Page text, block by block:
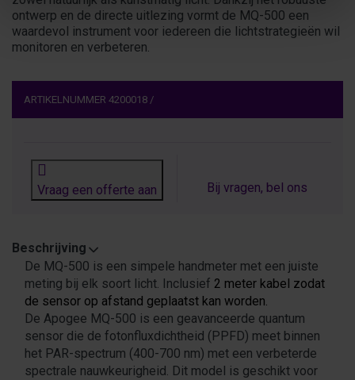
ontwerp en de directe uitlezing vormt de MQ-500 een
waardevol instrument voor iedereen die lichtstrategieën wil
monitoren en verbeteren.
ARTIKELNUMMER 4200018 /
Vraag een offerte aan Bij vragen, bel ons
Beschrijving
De MQ-500 is een simpele handmeter met een juiste
meting bij elk soort licht. Inclusief 2 meter kabel zodat
de sensor op afstand geplaatst kan worden.
De Apogee MQ-500 is een geavanceerde quantum
sensor die de fotonfluxdichtheid (PPFD) meet binnen
het PAR-spectrum (400-700 nm) met een verbeterde
spectrale nauwkeurigheid. Dit model is geschikt voor